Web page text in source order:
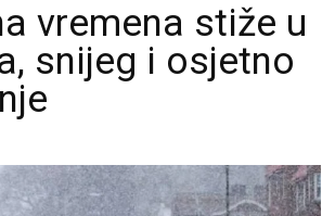
vremena stiže u
snijeg i osjetno